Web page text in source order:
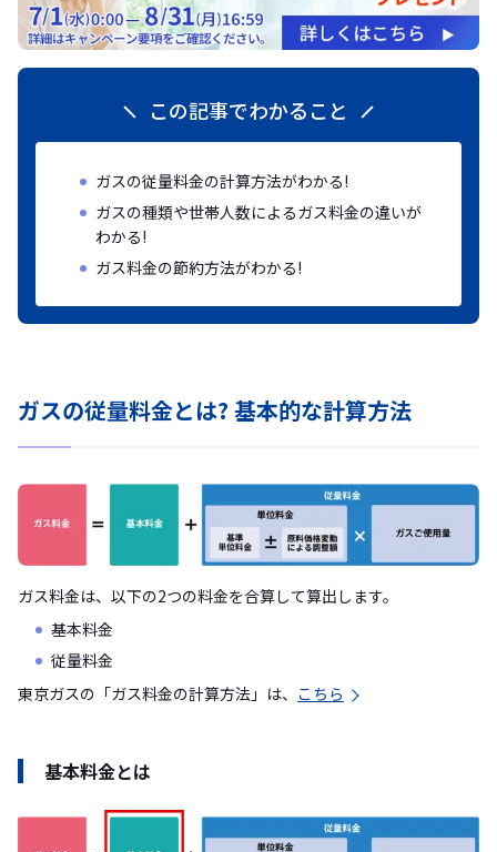
この記事でわかること
ガスの従量料金の計算方法がわかる!
ガスの種類や世帯人数によるガス料金の違いが
わかる!
ガス料金の節約方法がわかる!
ガスの従量料金とは? 基本的な計算方法
ガス料金は、以下の2つの料金を合算して算出します。
基本料金
従量料金
東京ガスの「ガス料金の計算方法」は、 こちら
基本料金とは